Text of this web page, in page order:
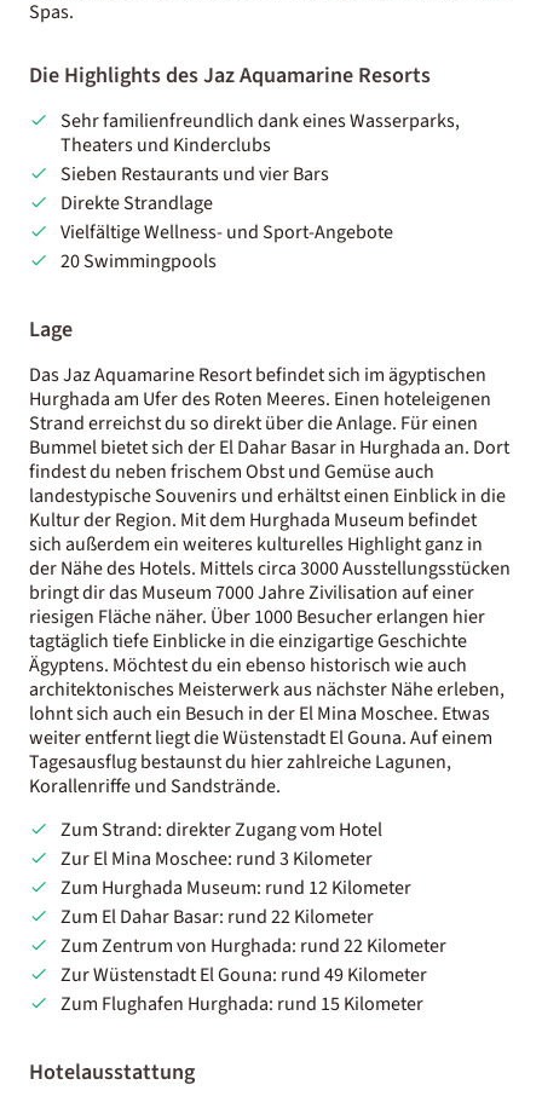
Spas.
Die Highlights des Jaz Aquamarine Resorts
Sehr familienfreundlich dank eines Wasserparks,
Theaters und Kinderclubs
Sieben Restaurants und vier Bars
Direkte Strandlage
Vielfältige Wellness- und Sport-Angebote
20 Swimmingpools
Lage
Das Jaz Aquamarine Resort befindet sich im ägyptischen
Hurghada am Ufer des Roten Meeres. Einen hoteleigenen
Strand erreichst du so direkt über die Anlage. Für einen
Bummel bietet sich der El Dahar Basar in Hurghada an. Dort
findest du neben frischem Obst und Gemüse auch
landestypische Souvenirs und erhältst einen Einblick in die
Kultur der Region. Mit dem Hurghada Museum befindet
sich außerdem ein weiteres kulturelles Highlight ganz in
der Nähe des Hotels. Mittels circa 3000 Ausstellungsstücken
bringt dir das Museum 7000 Jahre Zivilisation auf einer
riesigen Fläche näher. Über 1000 Besucher erlangen hier
tagtäglich tiefe Einblicke in die einzigartige Geschichte
Ägyptens. Möchtest du ein ebenso historisch wie auch
architektonisches Meisterwerk aus nächster Nähe erleben,
lohnt sich auch ein Besuch in der El Mina Moschee. Etwas
weiter entfernt liegt die Wüstenstadt El Gouna. Auf einem
Tagesausflug bestaunst du hier zahlreiche Lagunen,
Korallenriffe und Sandstrände.
Zum Strand: direkter Zugang vom Hotel
Zur El Mina Moschee: rund 3 Kilometer
Zum Hurghada Museum: rund 12 Kilometer
Zum El Dahar Basar: rund 22 Kilometer
Zum Zentrum von Hurghada: rund 22 Kilometer
Zur Wüstenstadt El Gouna: rund 49 Kilometer
Zum Flughafen Hurghada: rund 15 Kilometer
Hotelausstattung